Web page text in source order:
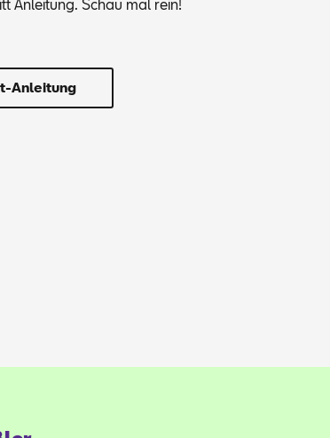
An­lei­tung. Schau mal rein!
Anleitung